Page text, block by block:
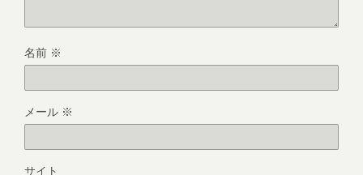
名前 ※
メール ※
サイト